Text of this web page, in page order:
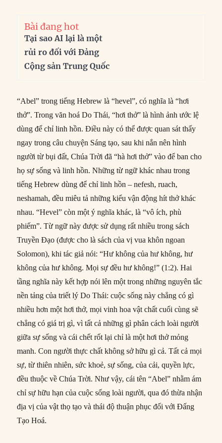
Bài đang hot
Tại sao AI lại là một
rủi ro đối với Đảng
Cộng sản Trung Quốc
“Abel” trong tiếng Hebrew là “hevel”, có nghĩa là “hơi
thở”. Trong văn hoá Do Thái, “hơi thở” là hình ảnh ước lệ
dùng để chỉ linh hồn. Điều này có thể được quan sát thấy
ngay trong câu chuyện Sáng tạo, sau khi nắn nên hình
người từ bụi đất, Chúa Trời đã “hà hơi thở” vào để ban cho
họ sự sống và linh hồn. Những từ ngữ khác nhau trong
tiếng Hebrew dùng để chỉ linh hồn – nefesh, ruach,
neshamah, đều miêu tả những kiểu vận động hít thở khác
nhau. “Hevel” còn một ý nghĩa khác, là “vô ích, phù
phiếm”. Từ ngữ này được sử dụng rất nhiều trong sách
Truyền Đạo (được cho là sách của vị vua khôn ngoan
Solomon), khi tác giả nói: “Hư không của hư không, hư
không của hư không. Mọi sự đều hư không!” (1:2). Hai
tầng nghĩa này kết hợp nói lên một trong những nguyên tắc
nền tảng của triết lý Do Thái: cuộc sống này chẳng có gì
nhiều hơn một hơi thở, mọi vinh hoa vật chất cuối cùng sẽ
chẳng có giá trị gì, vì tất cả những gì phân cách loài người
giữa sự sống và cái chết rốt lại chỉ là một hơi thở mỏng
manh. Con người thực chất không sở hữu gì cả. Tất cả mọi
sự, từ thiên nhiên, sức khoẻ, sự sống, của cải, quyền lực,
đều thuộc về Chúa Trời. Như vậy, cái tên “Abel” nhằm ám
chỉ sự hữu hạn của cuộc sống loài người, qua đó thừa nhận
địa vị của vật thọ tạo và thái độ thuận phục đối với Đấng
Tạo Hoá.